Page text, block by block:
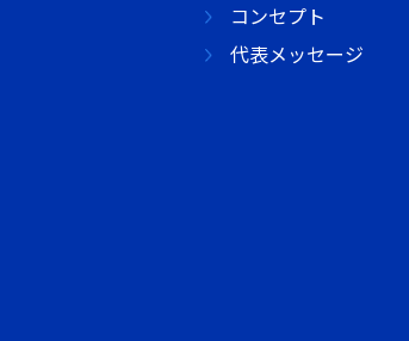
コンセプト
代表メッセージ